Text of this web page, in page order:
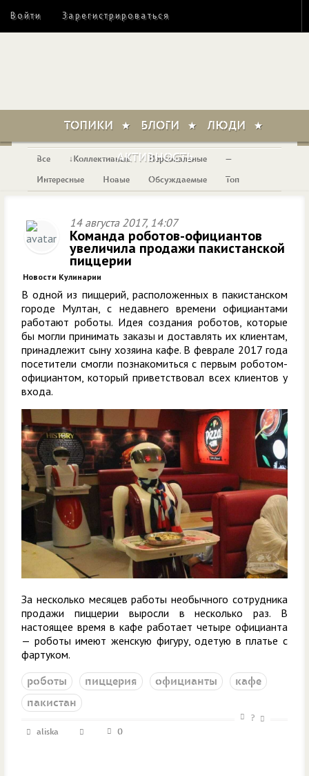
Войти Зарегистрироваться
ТОПИКИ БЛОГИ ЛЮДИ
АКТИВНОСТЬ
Все Коллективные Персональные
—
Интересные
Новые Обсуждаемые Топ
14 августа 2017, 14:07
Команда роботов-официантов
увеличила продажи пакистанской
пиццерии
Новости Кулинарии
В одной из пиццерий, расположенных в пакистанском
городе Мултан, с недавнего времени официантами
работают роботы. Идея создания роботов, которые
бы могли принимать заказы и доставлять их клиентам,
принадлежит сыну хозяина кафе. В феврале 2017 года
посетители смогли познакомиться с первым роботом-
официантом, который приветствовал всех клиентов у
входа.
За несколько месяцев работы необычного сотрудника
продажи пиццерии выросли в несколько раз. В
настоящее время в кафе работает четыре официанта
— роботы имеют женскую фигуру, одетую в платье с
фартуком.
роботы пиццерия официанты
кафе
пакистан
aliska 0
?